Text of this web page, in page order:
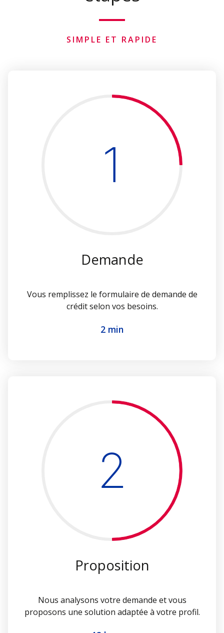
SIMPLE ET RAPIDE
1
Demande
Vous remplissez le formulaire de demande de
crédit selon vos besoins.
2 min
2
Proposition
Nous analysons votre demande et vous
proposons une solution adaptée à votre profil.